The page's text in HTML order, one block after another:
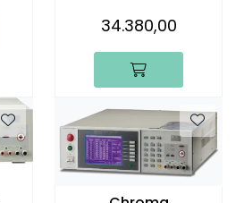
34.380,00